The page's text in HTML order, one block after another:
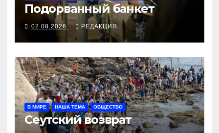
Подорванный банкет
02.08.2026 РЕДАКЦИЯ
В МИРЕ НАША ТЕМА ОБЩЕСТВО
Сеутский возврат